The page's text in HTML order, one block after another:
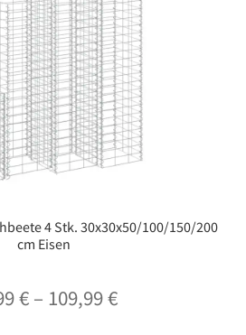
4 Stk. 30x30x50/100/150/200
cm Eisen
€ – 109,99€Preisspanne: